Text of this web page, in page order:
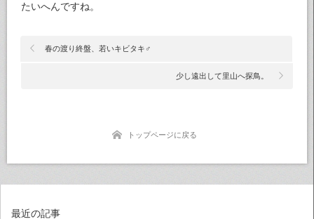
たいへんですね。
春の渡り終盤、若いキビタキ♂
少し遠出して里山へ探鳥。
トップページに戻る
最近の記事